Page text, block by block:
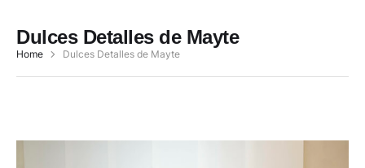
Dulces Detalles de Mayte
Home Dulces Detalles de Mayte